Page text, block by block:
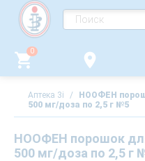
0
Аптека 3i /
НООФЕН
500 мг/доза по 2,5 г №5
НООФЕН порошок
500 мг/доза по 2,5 г